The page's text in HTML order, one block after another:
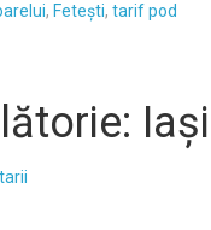
, Fetești, tarif pod